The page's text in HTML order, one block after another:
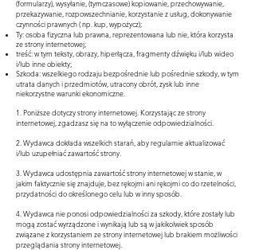
(formularzy), wysyłanie, (tymczasowe) kopiowanie, przechowywanie,
przekazywanie, rozpowszechnianie, korzystanie z usług, dokonywanie
czynności prawnych ( np. kup, wypożycz);
Ty: osoba fizyczna lub prawna, reprezentowana lub nie, która korzysta
ze strony internetowej;
treść: w tym teksty, obrazy, hiperłącza, fragmenty dźwięku i/lub wideo
i/lub inne obiekty;
Szkoda: wszelkiego rodzaju bezpośrednie lub pośrednie szkody, w tym
utrata danych i przedmiotów, utracony obrót, zysk lub inne
niekorzystne warunki ekonomiczne.
1. Poniższe dotyczy strony internetowej. Korzystając ze strony
internetowej, zgadzasz się na to wyłączenie odpowiedzialności.
2. Wydawca dokłada wszelkich starań, aby regularnie aktualizować
i/lub uzupełniać zawartość strony.
3. Wydawca udostępnia zawartość strony internetowej w stanie, w
jakim faktycznie się znajduje, bez rękojmi ani rękojmi co do rzetelności,
przydatności do określonego celu lub w inny sposób.
4. Wydawca nie ponosi odpowiedzialności za szkody, które zostały lub
mogą zostać wyrządzone i wynikają lub są w jakikolwiek sposób
związane z korzystaniem ze strony internetowej lub brakiem możliwości
przeglądania strony internetowej.